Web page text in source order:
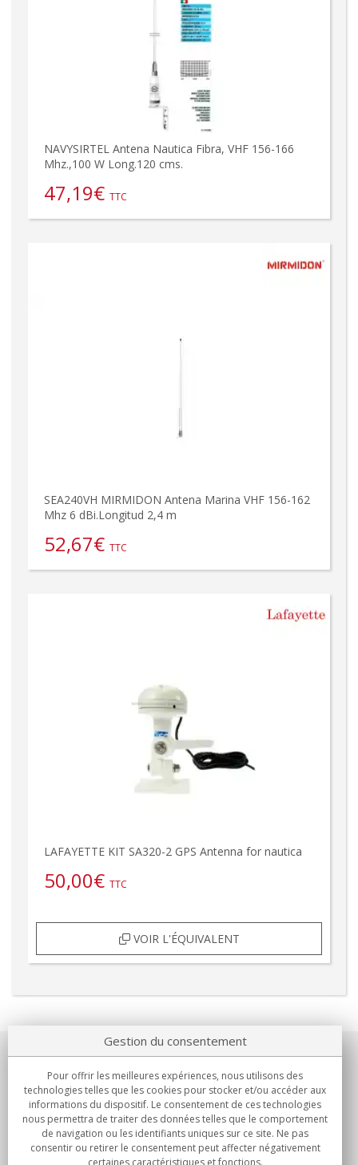
NAVYSIRTEL Antena Nautica Fibra, VHF 156-166
Mhz.,100 W Long.120 cms.
47,19€ TTC
SEA240VH MIRMIDON Antena Marina VHF 156-162
Mhz 6 dBi.Longitud 2,4 m
52,67€ TTC
LAFAYETTE KIT SA320-2 GPS Antenna for nautica
50,00€ TTC
VOIR L'ÉQUIVALENT
Notre société
Engagements
Achats
Gestion du consentement
Pour offrir les meilleures expériences, nous utilisons des
technologies telles que les cookies pour stocker et/ou accéder aux
informations du dispositif. Le consentement de ces technologies
nous permettra de traiter des données telles que le comportement
de navigation ou les identifiants uniques sur ce site. Ne pas
consentir ou retirer le consentement peut affecter négativement
certaines caractéristiques et fonctions.